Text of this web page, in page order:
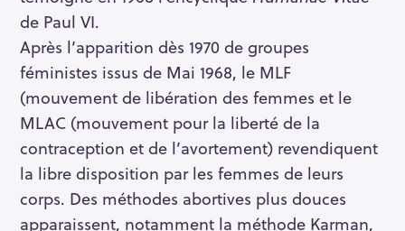
de Paul VI.
Après l’apparition dès 1970 de groupes
féministes issus de Mai 1968, le MLF
(mouvement de libération des femmes et le
MLAC (mouvement pour la liberté de la
contraception et de l’avortement) revendiquent
la libre disposition par les femmes de leurs
corps. Des méthodes abortives plus douces
apparaissent, notamment la méthode Karman,